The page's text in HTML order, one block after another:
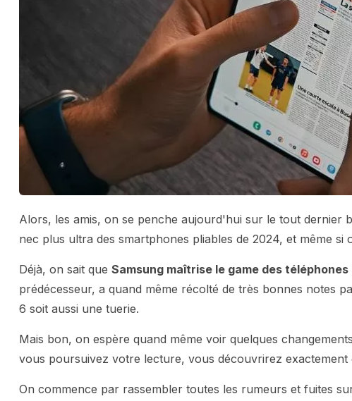
Alors, les amis, on se penche aujourd'hui sur le tout dernier
nec plus ultra des smartphones pliables de 2024, et même
Déjà, on sait que Samsung maîtrise le game des téléphones
prédécesseur, a quand même récolté de très bonnes notes
6 soit aussi une tuerie.
Mais bon, on espère quand même voir quelques
vous poursuivez votre lecture, vous découvrirez exactement
On commence par rassembler toutes les rumeurs et fuites